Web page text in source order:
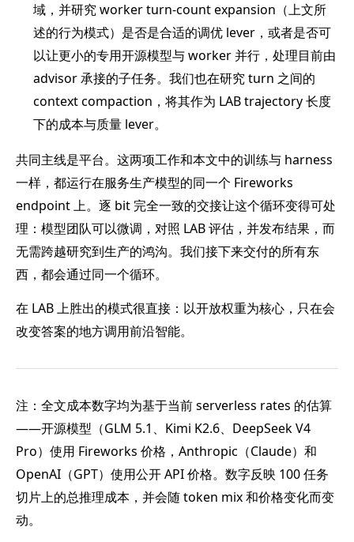
域，并研究 worker turn-count expansion（上文所
述的行为模式）是否是合适的调优 lever，或者是否可
以让更小的专用开源模型与 worker 并行，处理目前由
advisor 承接的子任务。我们也在研究 turn 之间的
context compaction，将其作为 LAB trajectory 长度
下的成本与质量 lever。
共同主线是平台。这两项工作和本文中的训练与 harness
一样，都运行在服务生产模型的同一个 Fireworks
endpoint 上。逐 bit 完全一致的交接让这个循环变得可处
理：模型团队可以微调，对照 LAB 评估，并发布结果，而
无需跨越研究到生产的鸿沟。我们接下来交付的所有东
西，都会通过同一个循环。
在 LAB 上胜出的模式很直接：以开放权重为核心，只在会
改变答案的地方调用前沿智能。
注：全文成本数字均为基于当前 serverless rates 的估算
——开源模型（GLM 5.1、Kimi K2.6、DeepSeek V4
Pro）使用 Fireworks 价格，Anthropic（Claude）和
OpenAI（GPT）使用公开 API 价格。数字反映 100 任务
切片上的总推理成本，并会随 token mix 和价格变化而变
动。